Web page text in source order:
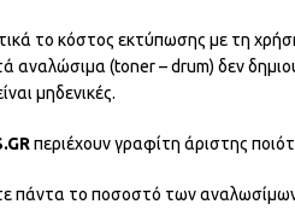
το κόστος εκτύπωσης με τη
αναλώσιμα (toner – drum) δεν
μηδενικές.
περιέχουν γραφίτη άριστης
πάντα το ποσοστό των